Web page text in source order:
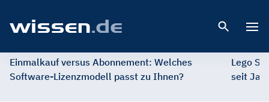
Einmalkauf versus Abonnement: Welches
Software-Lizenzmodell passt zu Ihnen?
Lego
seit